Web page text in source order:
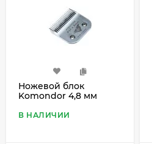
Ножевой блок
Komondor 4,8 мм
В НАЛИЧИИ